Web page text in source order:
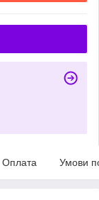
Оплата Умови